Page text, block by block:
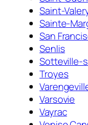
Saint-
Sainte-
San
Senlis
Sotteville-
Troyes
Varsovie
Vayrac